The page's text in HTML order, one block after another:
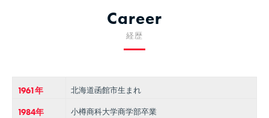
Career
経歴
1961年 北海道函館市生まれ
1984年 小樽商科大学商学部卒業